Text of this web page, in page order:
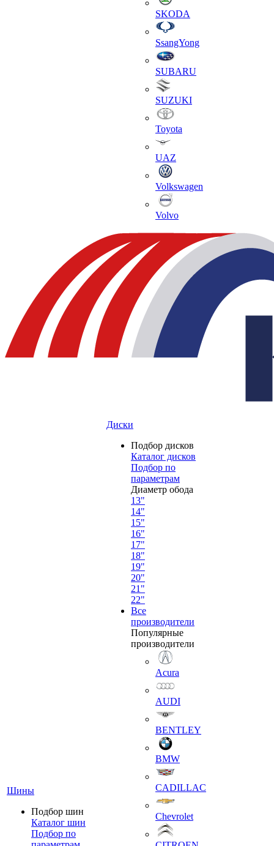
SKODA
SsangYong
SUBARU
SUZUKI
Toyota
UAZ
Volkswagen
Volvo
Шины
Подбор шин
Каталог шин
Подбор по
Диски
Подбор дисков
Каталог дисков
Подбор по
параметрам
Диаметр обода
13"
14"
15"
16"
17"
18"
19"
20"
21"
22"
Все
производители
Популярные
производители
Acura
AUDI
BENTLEY
BMW
CADILLAC
Chevrolet